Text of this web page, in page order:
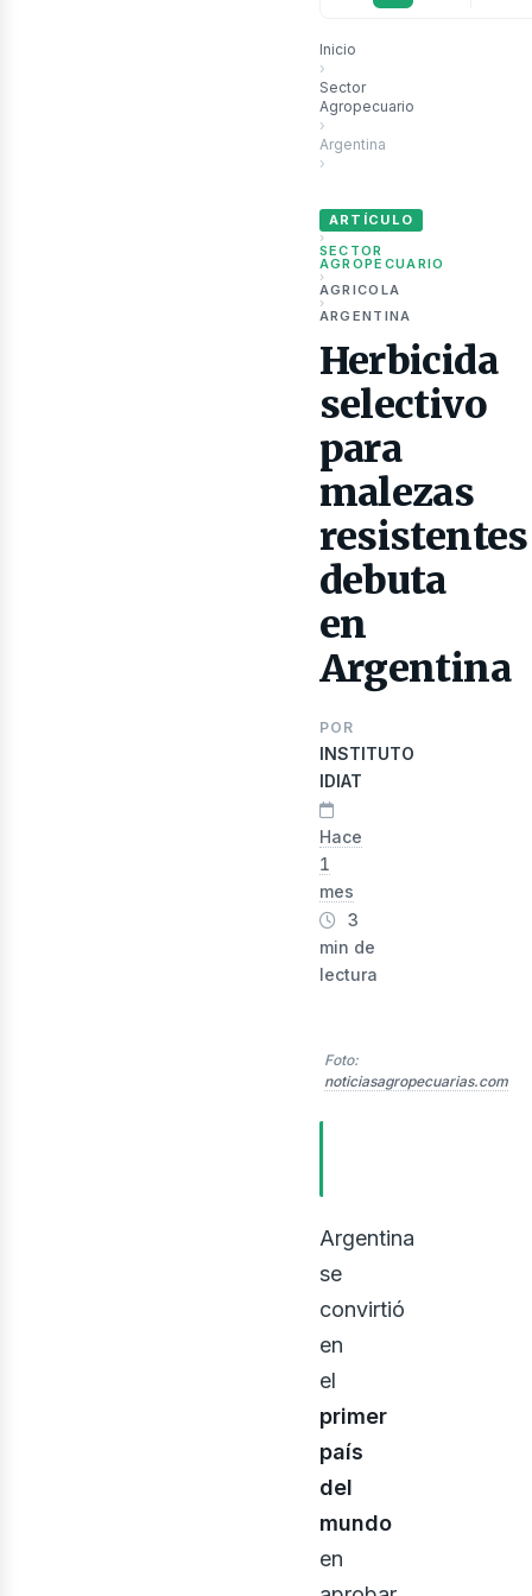
Inicio
›
Sector
Agropecuario
›
Argentina
›
ARTÍCULO
›
SECTOR
AGROPECUARIO
›
AGRICOLA
›
ARGENTINA
Herbicida
selectivo
para
malezas
resistentes
debuta
en
Argentina
POR
INSTITUTO
IDIAT
Hace
1
mes
3
min de
lectura
Foto:
noticiasagropecuarias.com
Argentina
se
convirtió
en
el
primer
país
del
mundo
en